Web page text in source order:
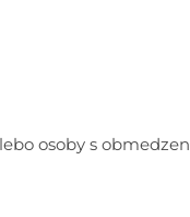
osoby s